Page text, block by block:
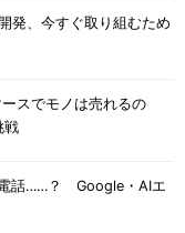
発、今すぐ取り組むため
スでモノは売れるの
戦
話……？ Google・AIエ